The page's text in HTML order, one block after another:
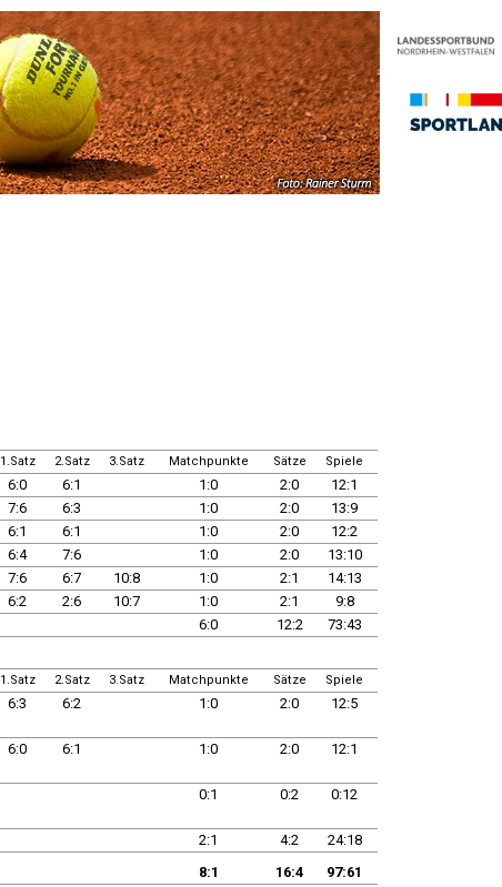
1.Satz 2.Satz 3.Satz Matchpunkte Sätze Spiele
6:0 6:1 1:0 2:0
12:1
7:6 6:3 1:0 2:0
13:9
6:1 6:1 1:0 2:0
12:2
6:4 7:6 1:0 2:0
13:10
7:6 6:7 10:8 1:0 2:1
14:13
6:2 2:6 10:7 1:0 2:1
9:8
6:0 12:2
73:43
1.Satz 2.Satz 3.Satz Matchpunkte Sätze Spiele
6:3 6:2 1:0 2:0 12:5
6:0 6:1 1:0 2:0 12:1
0:1 0:2 0:12
2:1 4:2
24:18
8:1 16:4 97:61